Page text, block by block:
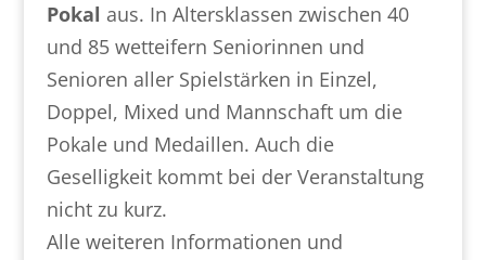
Pokal aus. In Altersklassen zwischen 40
und 85 wetteifern Seniorinnen und
Senioren aller Spielstärken in Einzel,
Doppel, Mixed und Mannschaft um die
Pokale und Medaillen. Auch die
Geselligkeit kommt bei der Veranstaltung
nicht zu kurz.
Alle weiteren Informationen und